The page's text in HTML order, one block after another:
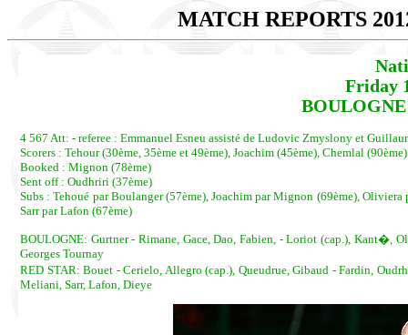
MATCH REPORTS
Friday
BOULOGNE
4 567 Att: - referee : Emmanuel Esneu assisté de Ludovic Zmyslony et
Scorers : Tehour (30ème, 35ème et 49ème), Joachim (45ème), Chemlal (90ème)
Booked : Mignon (78ème)
Sent off : Oudhriri (37ème)
Subs : Tehoué par Boulanger (57ème), Joachim par Mignon (69ème),
Sarr par Lafon (67ème)
BOULOGNE: Gurtner - Rimane, Gace, Dao, Fabien, - Loriot (cap.),
Georges Tournay
RED STAR: Bouet - Cerielo, Allegro (cap.), Queudrue, Gibaud - Fardin,
Meliani, Sarr, Lafon, Dieye